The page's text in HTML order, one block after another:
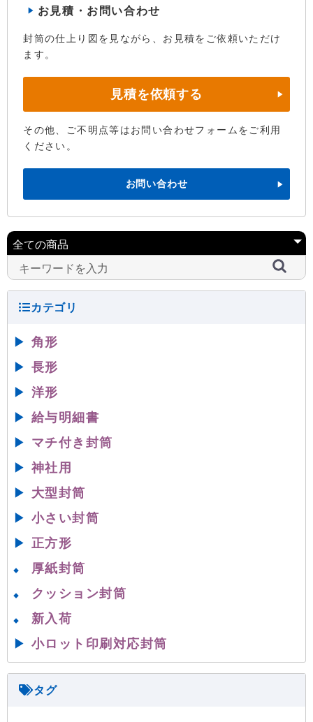
お見積・お問い合わせ
封筒の仕上り図を見ながら、お見積をご依頼いただけ
ます。
見積を依頼する
その他、ご不明点等はお問い合わせフォームをご利用
ください。
お問い合わせ
▶ 角形
▶ 長形
▶ 洋形
▶ 給与明細書
▶ マチ付き封筒
▶ 神社用
▶ 大型封筒
▶ 小さい封筒
▶ 正方形
◆ 厚紙封筒
◆ クッション封筒
◆
新入荷
▶ 小ロット印刷対応封筒